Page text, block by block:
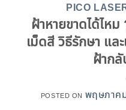
PICO
ฝ้าหายขาดได้ไหม
เม็ดสี วิธีรักษา แล
ฝ้ากลั
POSTED ON พฤษภาค